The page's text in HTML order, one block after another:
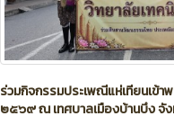
ร่วมกิจกรรมประเพณีแห่เทียนเข้า
๒๕๖๙ ณ เทศบาลเมืองบ้านบึง จั